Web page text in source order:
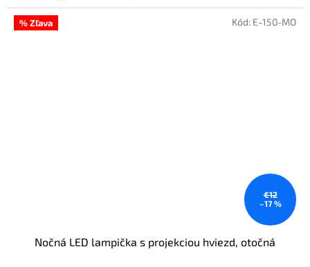
% Zľava
€12
–17 %
Nočná LED lampička s projekciou hviezd, otočná
Kód: E-150-MO